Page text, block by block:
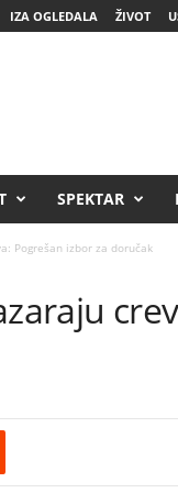
IZA OGLEDALA ŽIVOT
SPEKTAR
Pogrešan izbor za doručak